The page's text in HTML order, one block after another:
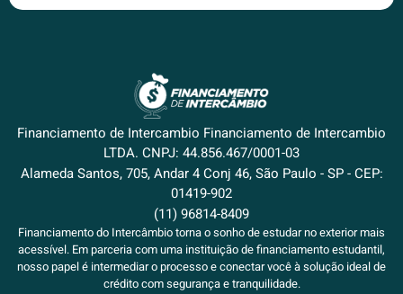
Financiamento de Intercambio Financiamento de Intercambio
LTDA. CNPJ: 44.856.467/0001-03
Alameda Santos, 705, Andar 4 Conj 46, São Paulo - SP - CEP:
01419-902
(11) 96814-8409
Financiamento do Intercâmbio torna o sonho de estudar no exterior mais
acessível. Em parceria com uma instituição de financiamento estudantil,
nosso papel é intermediar o processo e conectar você à solução ideal de
crédito com segurança e tranquilidade.